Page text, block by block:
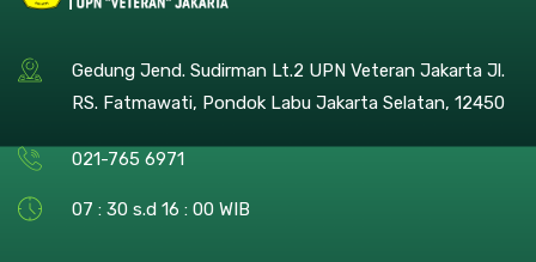
Gedung Jend. Sudirman Lt.2 UPN Veteran Jakarta Jl.
RS. Fatmawati, Pondok Labu Jakarta Selatan, 12450
021-765 6971
07 : 30 s.d 16 : 00 WIB